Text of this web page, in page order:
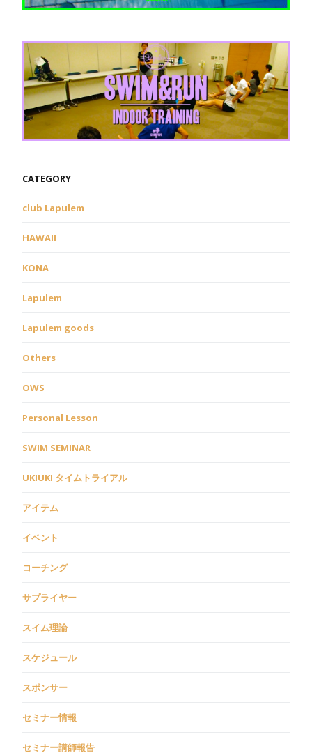
CATEGORY
club Lapulem
HAWAII
KONA
Lapulem
Lapulem goods
Others
OWS
Personal Lesson
SWIM SEMINAR
UKIUKI タイムトライアル
アイテム
イベント
コーチング
サプライヤー
スイム理論
スケジュール
スポンサー
セミナー情報
セミナー講師報告